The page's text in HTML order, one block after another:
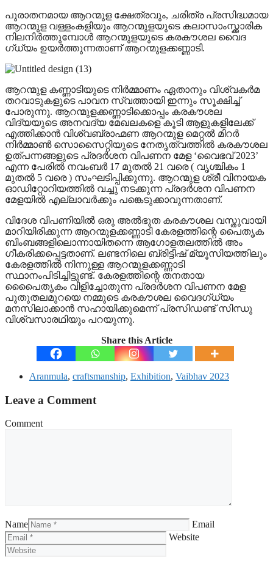
പുരാതനമായ ആറന്മുള ക്ഷേത്രവും, ചരിത്ര പ്രസിദ്ധമായ
ആറന്മുള വള്ളംകളിയും ആറന്മുളയുടെ കലാസാംസ്ക്കാരിക
നിലനിർത്തുമ്പോൾ ആറന്മുളയുടെ കരകൗശല വെെദ​
ഗ്ധ്യം ഉയർത്തുന്നതാണ് ആറന്മുളക്കണ്ണാടി.
ആറന്മുള കണ്ണാടിയുടെ നിർമ്മാണം ഏതാനും വിശ്വകർമ
തറവാടുകളുടെ പാവന സ്വത്തായി ഇന്നും സൂക്ഷിച്ച്
പോരുന്നു. ആറന്മുളക്കണ്ണാടിക്കൊപ്പം കരകൗശല
വിദ്യയുടെ അനവദ്യ മേഖലകളെ കൂടി ആളുകളിലേക്ക്
എത്തിക്കാൻ വിശ്വബ്രാഹ്മണ ആറന്മുള മെറ്റൽ മിറർ
നിർമ്മാൺ സൊസെെറ്റിയുടെ നേതൃത്വത്തിൽ കരകൗശല
ഉത്പന്നങ്ങളുടെ പ്രദർശന വിപണന മേള ‘വെെഭവ് 2023’
എന്ന പേരിൽ നവംബർ 17 മുതൽ 21 വരെ ( വൃശ്ചികം 1
മുതൽ 5 വരെ ) സംഘടിപ്പിക്കുന്നു. ആറന്മുള ശ്രീ വിനായക
ഓഡിറ്റോറിയത്തിൽ വച്ചു നടക്കുന്ന പ്രദർശന വിപണന
മേളയിൽ എല്ലാവർക്കും പങ്കെടുക്കാവുന്നതാണ്.
വിദേശ വിപണിയിൽ ഒരു അൽഭുത കരകൗശല വസ്തുവായി
മാറിയിരിക്കുന്ന ആറന്മുളക്കണ്ണാടി കേരളത്തിന്റെ പൈതൃക
ബിംബങ്ങളിലൊന്നായിതന്നെ ആ​ഗോളതലത്തിൽ അം​
ഗീകരിക്കപ്പെട്ടതാണ്. ലണ്ടനിലെ ബ്രിട്ടീഷ് മ്യൂസിയത്തിലും
കേരളത്തിൽ നിന്നുള്ള ആറന്മുളക്കണ്ണാടി
സ്ഥാനംപിടിച്ചിട്ടുണ്ട്. കേരളത്തിന്റെ തനതായ
പൈൈതൃകം വിളിച്ചോതുന്ന പ്രദർശന വിപണന മേള
പുതുതലമുറയെ നമ്മുടെ കരകൗശല വൈദ​ഗ്ധ്യം
മനസിലാക്കാൻ സഹായിക്കുമെന്ന് പ്രസിഡണ്ട് സിന്ധു
വിശ്വസാരഥിയും പറയുന്നു.
Share this Article
Aranmula, craftsmanship, Exhibition, Vaibhav 2023
Leave a Comment
Comment
Name
Email
Website